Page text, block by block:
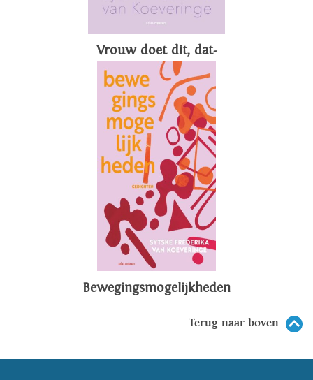
Vrouw doet dit, dat-
Bewegingsmogelijkheden
Terug naar boven